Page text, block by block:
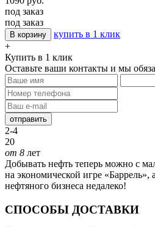
под заказ
под заказ
В корзину
купить в 1 клик
+
Купить в 1 клик
Оставьте ваши контакты и мы
отправить
2-4
20
от 8 лет
Добывать нефть теперь можно с
на экономической игре «Баррель»,
нефтяного бизнеса недалеко!
СПОСОБЫ ДОСТАВКИ